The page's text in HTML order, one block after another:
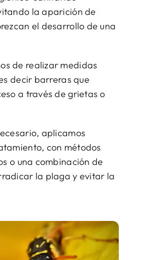
la aparición de
el desarrollo de una
de realizar medidas
decir barreras que
a través de grietas o
aplicamos
con métodos
o una combinación de
la plaga y evitar la